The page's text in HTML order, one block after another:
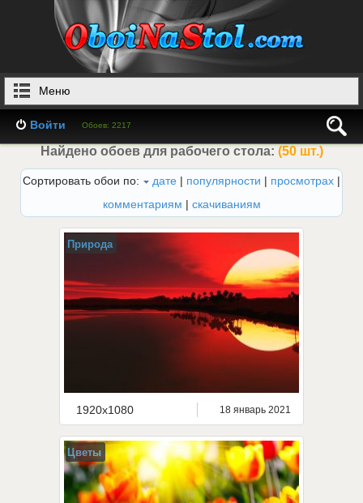
Меню
Войти Обоев: 2217
Найдено обоев для рабочего стола: (50 шт.)
Сортировать обои по: дате | популярности | просмотрах |
комментариям | скачиваниям
Природа
1920x1080 18 январь 2021
Цветы